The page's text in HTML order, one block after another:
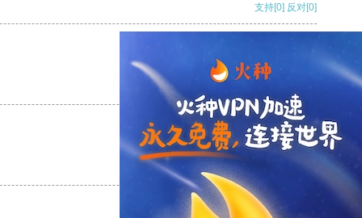
支持[0] 反对[0]
反对